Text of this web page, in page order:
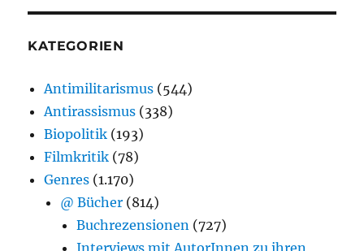
KATEGORIEN
Antimilitarismus (544)
Antirassismus (338)
Biopolitik (193)
Filmkritik (78)
Genres (1.170)
@ Bücher (814)
Buchrezensionen (727)
Interviews mit AutorInnen zu ihren